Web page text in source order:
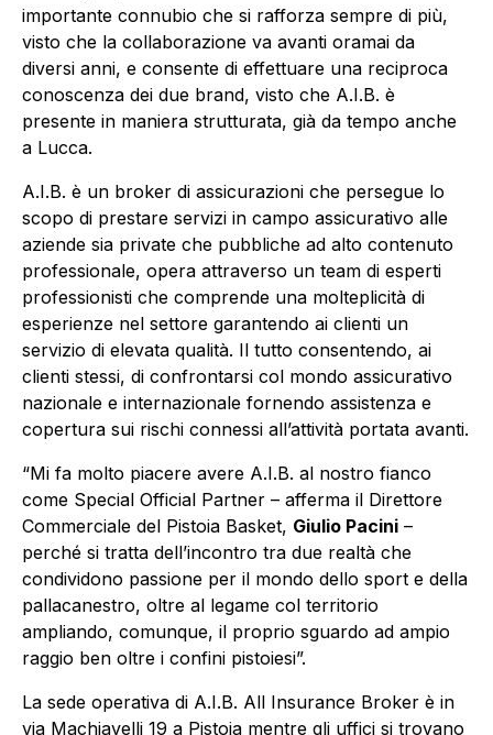
importante connubio che si rafforza sempre di più,
visto che la collaborazione va avanti oramai da
diversi anni, e consente di effettuare una reciproca
conoscenza dei due brand, visto che A.I.B. è
presente in maniera strutturata, già da tempo anche
a Lucca.
A.I.B. è un broker di assicurazioni che persegue lo
scopo di prestare servizi in campo assicurativo alle
aziende sia private che pubbliche ad alto contenuto
professionale, opera attraverso un team di esperti
professionisti che comprende una molteplicità di
esperienze nel settore garantendo ai clienti un
servizio di elevata qualità. Il tutto consentendo, ai
clienti stessi, di confrontarsi col mondo assicurativo
nazionale e internazionale fornendo assistenza e
copertura sui rischi connessi all’attività portata avanti.
“Mi fa molto piacere avere A.I.B. al nostro fianco
come Special Official Partner – afferma il Direttore
Commerciale del Pistoia Basket, Giulio Pacini –
perché si tratta dell’incontro tra due realtà che
condividono passione per il mondo dello sport e della
pallacanestro, oltre al legame col territorio
ampliando, comunque, il proprio sguardo ad ampio
raggio ben oltre i confini pistoiesi”.
La sede operativa di A.I.B. All Insurance Broker è in
via Machiavelli 19 a Pistoia mentre gli uffici si trovano